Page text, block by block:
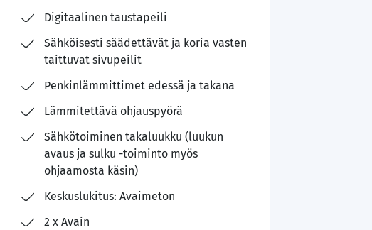
Digitaalinen taustapeili
Sähköisesti säädettävät ja koria vasten
taittuvat sivupeilit
Penkinlämmittimet edessä ja takana
Lämmitettävä ohjauspyörä
Sähkötoiminen takaluukku (luukun
avaus ja sulku -toiminto myös
ohjaamosta käsin)
Keskuslukitus: Avaimeton
2 x Avain